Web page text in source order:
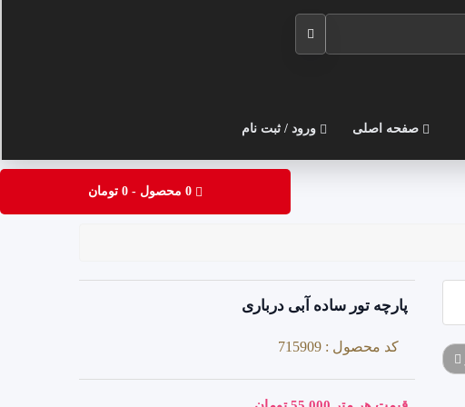
صفحه اصلی ورود / ثبت نام
0 محصول - 0 تومان
پارچه تور ساده آبی درباری
کد محصول : 715909